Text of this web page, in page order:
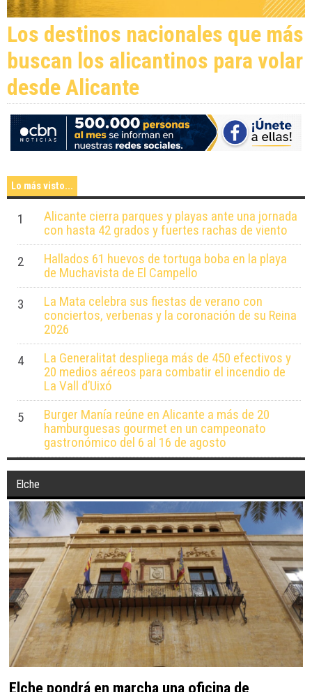
Los destinos nacionales que más
buscan los alicantinos para volar
desde Alicante
Lo más visto...
1
Alicante cierra parques y playas ante una jornada
con hasta 42 grados y fuertes rachas de viento
2
Hallados 61 huevos de tortuga boba en la playa
de Muchavista de El Campello
3
La Mata celebra sus fiestas de verano con
conciertos, verbenas y la coronación de su Reina
2026
4
La Generalitat despliega más de 450 efectivos y
20 medios aéreos para combatir el incendio de
La Vall d’Uixó
5
Burger Manía reúne en Alicante a más de 20
hamburguesas gourmet en un campeonato
gastronómico del 6 al 16 de agosto
Elche